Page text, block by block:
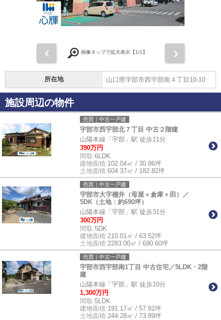
画像タップで拡大表示【1/1】
所在地 山口県宇部市西宇部南４丁目10-10
施設周辺の物件
売買｜中古一戸建
宇部市西宇部北７丁目 中古２階建
山陽本線「宇部」駅 徒歩11分
390万円
間取:6LDK
建物面積:102.04㎡ / 30.86坪
土地面積:604.37㎡ / 182.82坪
売買｜中古一戸建
宇部市大字棚井（母屋＋倉庫＋田）／
5DK（土地：約690坪）
山陽本線「宇部」駅 徒歩31分
300万円
間取:5DK
建物面積:210.01㎡ / 63.52坪
土地面積:2283.00㎡ / 690.60坪
売買｜中古一戸建
宇部市西宇部南1丁目 中古住宅／5LDK・2階
建
山陽本線「宇部」駅 徒歩10分
1,300万円
間取:5LDK
建物面積:191.17㎡ / 57.82坪
土地面積:244.28㎡ / 73.89坪